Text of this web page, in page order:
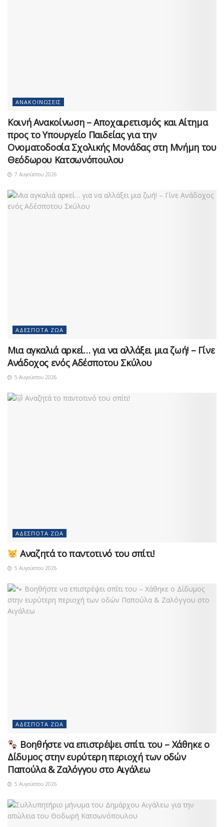
ΑΝΑΚΟΙΝΏΣΕΙΣ
Κοινή Ανακοίνωση – Αποχαιρετισμός και Αίτημα
προς το Υπουργείο Παιδείας για την
Ονοματοδοσία Σχολικής Μονάδας στη Μνήμη του
Θεόδωρου Κατσωνόπουλου
7 Αυγούστου 2026
ΑΔΈΣΠΟΤΑ ΖΏΑ
Μια αγκαλιά αρκεί… για να αλλάξει μια ζωή! – Γίνε
Ανάδοχος ενός Αδέσποτου Σκύλου
5 Αυγούστου 2026
ΑΔΈΣΠΟΤΑ ΖΏΑ
Αναζητά το παντοτινό του σπίτι!
5 Αυγούστου 2026
ΑΔΈΣΠΟΤΑ ΖΏΑ
Βοηθήστε να επιστρέψει σπίτι του – Χάθηκε ο
Δίδυμος στην ευρύτερη περιοχή των οδών
Παπούλα & Ζαλόγγου στο Αιγάλεω
5 Αυγούστου 2026